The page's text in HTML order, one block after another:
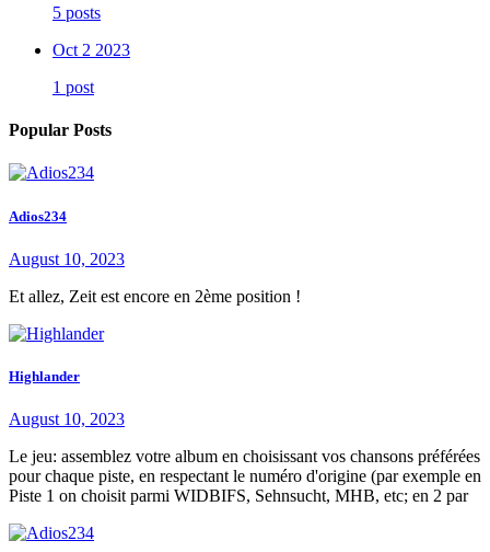
5 posts
Oct 2 2023
1 post
Popular Posts
Adios234
August 10, 2023
Et allez, Zeit est encore en 2ème position !
Highlander
August 10, 2023
Le jeu: assemblez votre album en choisissant vos chansons préférées
pour chaque piste, en respectant le numéro d'origine (par exemple en
Piste 1 on choisit parmi WIDBIFS, Sehnsucht, MHB, etc; en 2 par